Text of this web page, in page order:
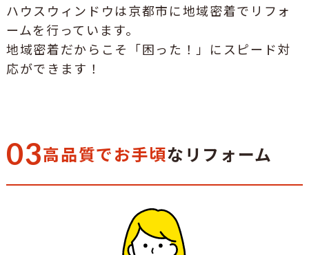
ハウスウィンドウは京都市に地域密着でリフォ
ームを行っています。
地域密着だからこそ「困った！」にスピード対
応ができます！
03高品質でお手頃なリフォーム